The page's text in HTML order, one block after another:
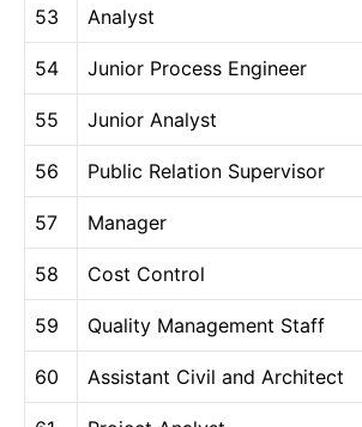
53 Analyst
54 Junior Process Engineer
55 Junior Analyst
56 Public Relation Supervisor
57 Manager
58 Cost Control
59 Quality Management Staff
60 Assistant Civil and Architect